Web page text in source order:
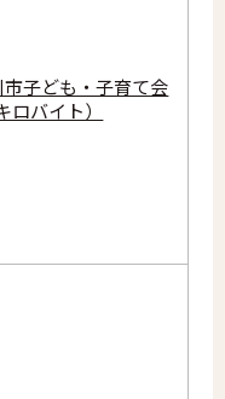
子ども・子育て会
バイト）